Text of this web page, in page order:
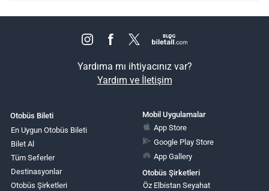
Yardıma mı ihtiyacınız var?
Yardım ve İletişim
Otobüs Bileti
En Uygun Otobüs Bileti
Bilet Al
Tüm Seferler
Destinasyonlar
Otobüs Şirketleri
Mobil Uygulamalar
App Store
Google Play Store
App Gallery
Otobüs Şirketleri
Öz Elbistan Seyahat